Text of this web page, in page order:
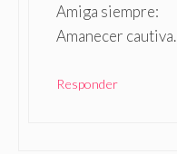
Amiga siempre:
Amanecer cautiva.
Responder